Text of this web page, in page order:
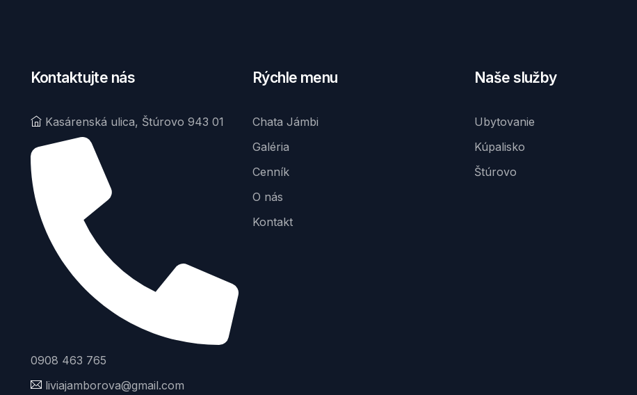
Kontaktujte nás
Kasárenská ulica, Štúrovo 943 01
0908 463 765
liviajamborova@gmail.com
Rýchle menu
Chata Jámbi
Galéria
Cenník
O nás
Kontakt
Naše služby
Ubytovanie
Kúpalisko
Štúrovo